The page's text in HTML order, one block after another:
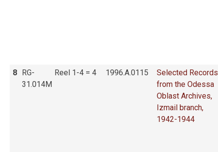
8
RG-
31.014M
Reel 1-4 = 4 1996.A.0115
Selected Records
from the Odessa
Oblast Archives,
Izmail branch,
1942-1944